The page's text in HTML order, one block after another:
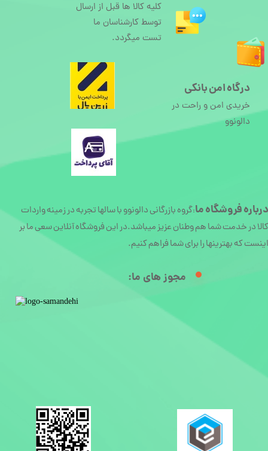
دربارهفروشگاه ما:گروه بازرگانی دالونوو با سالها تجربه در زمینه واردات
کالا در خدمت شما هم وطنان عزیز میباشد.در این فروشگاه آنلاین سعی ما بر
اینست که بهترینها را برای شما فراهم کنیم.
درگاه امن بانکی
خریدی امن و راحت در
دالونوو
کلیه کالا ها قبل از ارسال
توسط کارشناسان ما
تست میگردد.
مجوز های ما:​